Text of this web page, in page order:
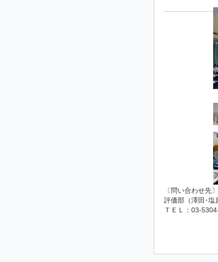
〔問い合わせ先〕
評価部（澤田･
ＴＥＬ：03-